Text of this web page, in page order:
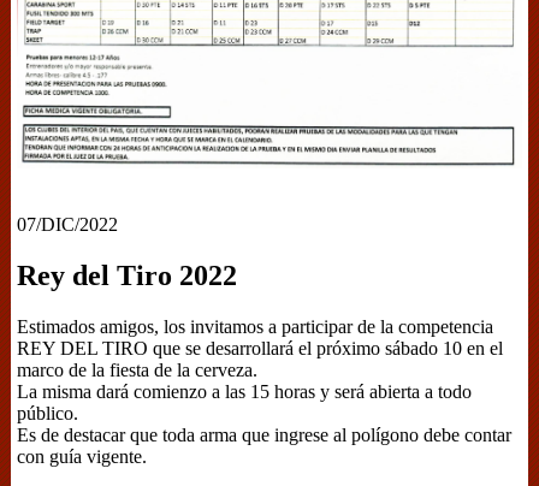
07/DIC/2022
Rey del Tiro 2022
Estimados amigos, los invitamos a participar de la competencia
REY DEL TIRO que se desarrollará el próximo sábado 10 en el
marco de la fiesta de la cerveza.
La misma dará comienzo a las 15 horas y será abierta a todo
público.
Es de destacar que toda arma que ingrese al polígono debe contar
con guía vigente.